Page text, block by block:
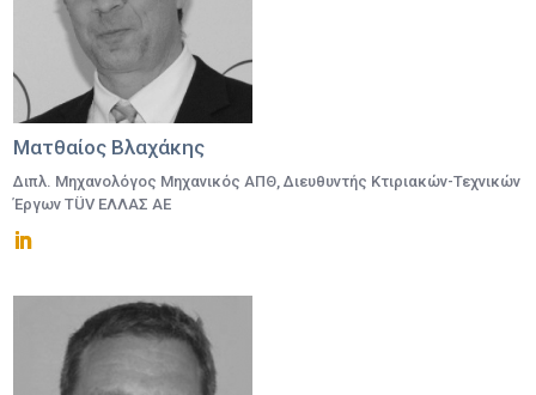
Ματθαίος Βλαχάκης
Διπλ. Μηχανολόγος Μηχανικός ΑΠΘ, Διευθυντής Κτιριακών-Τεχνικών
Έργων TÜV ΕΛΛΑΣ ΑΕ